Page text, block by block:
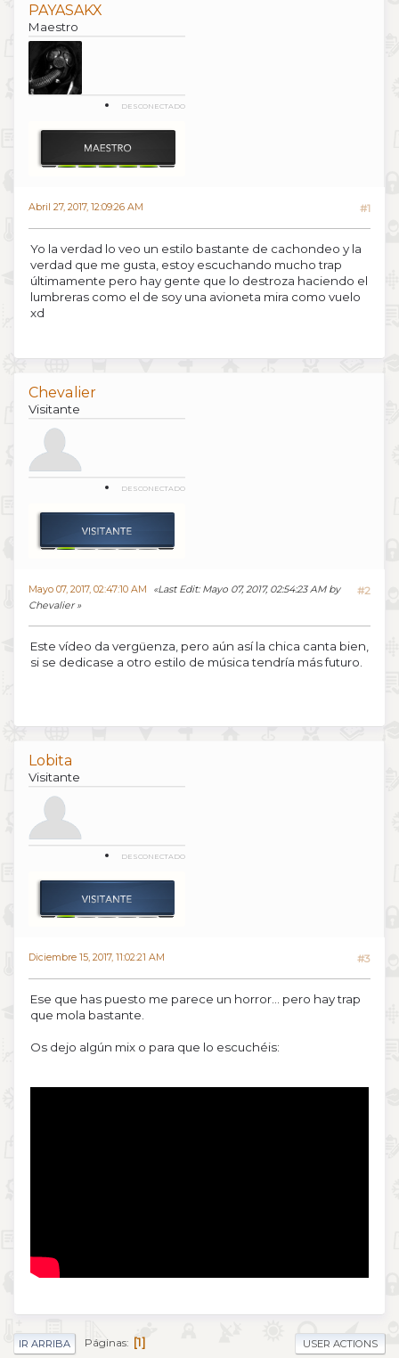
PAYASAKX
Maestro
DESCONECTADO
Abril 27, 2017, 12:09:26 AM #1
Yo la verdad lo veo un estilo bastante de cachondeo y la
verdad que me gusta, estoy escuchando mucho trap
últimamente pero hay gente que lo destroza haciendo el
lumbreras como el de soy una avioneta mira como vuelo
xd
Chevalier
Visitante
DESCONECTADO
Mayo 07, 2017, 02:47:10 AM #2
Last Edit: Mayo 07, 2017, 02:54:23 AM by
Chevalier
Este vídeo da vergüenza, pero aún así la chica canta bien,
si se dedicase a otro estilo de música tendría más futuro.
Lobita
Visitante
DESCONECTADO
Diciembre 15, 2017, 11:02:21 AM #3
Ese que has puesto me parece un horror... pero hay trap
que mola bastante.
Os dejo algún mix o para que lo escuchéis:
IR ARRIBA Páginas 1 USER ACTIONS